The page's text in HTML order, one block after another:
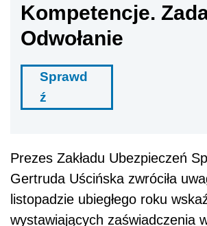
Kompetencje.
Odwołanie
Sprawd
ź
Prezes Zakładu Ubezpieczeń
Gertruda Uścińska zwróciła
listopadzie ubiegłego roku
wystawiających zaświadczenia